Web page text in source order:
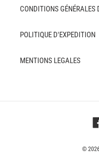
CONDITIONS GÉNÉRALES
POLITIQUE D'EXPEDITION
MENTIONS LEGALES
©